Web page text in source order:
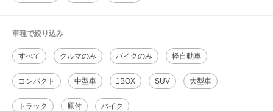
車種で絞り込み
すべて クルマのみ バイクのみ 軽自動車
コンパクト 中型車 1BOX SUV 大型車
トラック 原付 バイク